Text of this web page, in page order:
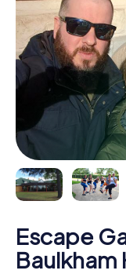
Escape
Baulkham